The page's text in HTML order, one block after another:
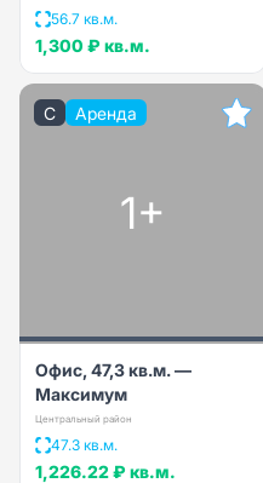
56.7 кв.м.
1,300 ₽ кв.м.
C Аренда
1+
Офис, 47,3 кв.м. —
Максимум
Центральный район
47.3 кв.м.
1,226.22 ₽ кв.м.